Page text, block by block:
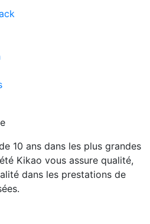
10 ans dans les plus grandes
Kikao vous assure qualité,
dans les prestations de